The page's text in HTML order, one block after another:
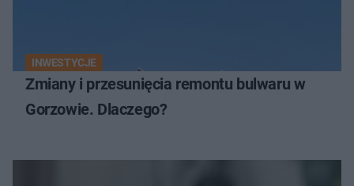
INWESTYCJE
Zmiany i przesunięcia remontu bulwaru w
Gorzowie. Dlaczego?